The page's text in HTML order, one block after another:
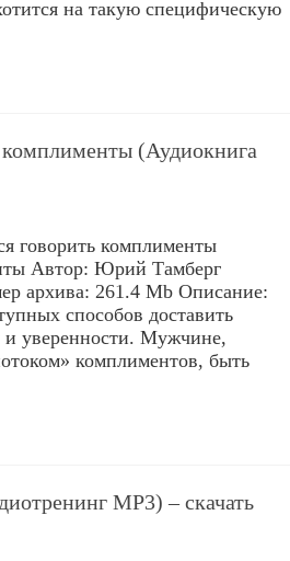
на такую специфическую
(Аудиокнига
говорить комплименты
Автор: Юрий Тамберг
архива: 261.4 Mb Описание:
способов доставить
и уверенности. Мужчине,
комплиментов, быть
MP3) – скачать